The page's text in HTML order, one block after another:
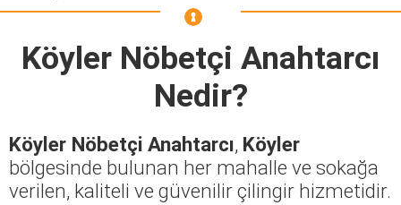
Köyler Nöbetçi Anahtarcı
Nedir?
Köyler Nöbetçi Anahtarcı, Köyler
bölgesinde bulunan her mahalle ve sokağa
verilen, kaliteli ve güvenilir çilingir hizmetidir.